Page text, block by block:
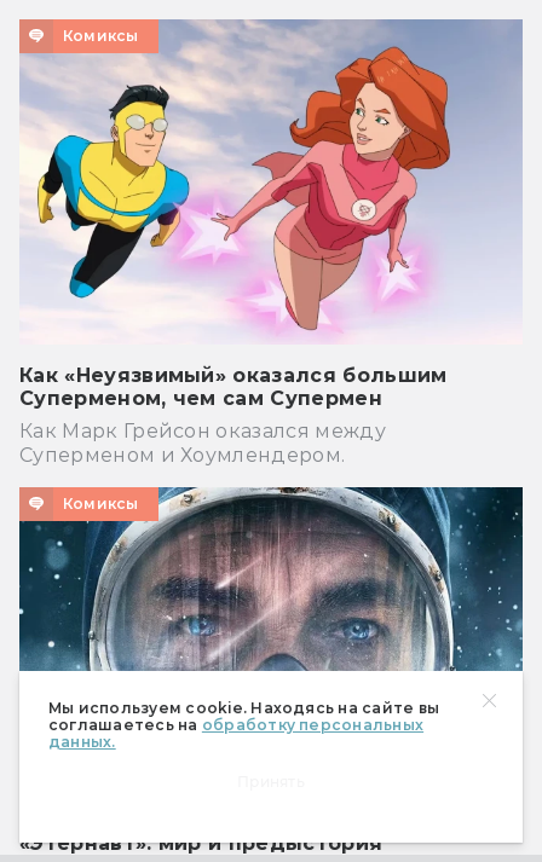
Мы используем cookie. Находясь на сайте вы
соглашаетесь на обработку персональных
данных.
Комиксы
Как «Неуязвимый» оказался большим
Суперменом, чем сам Супермен
Как Марк Грейсон оказался между
Суперменом и Хоумлендером.
Комиксы
«Этернавт»: мир и предыстория